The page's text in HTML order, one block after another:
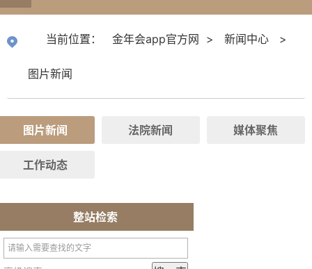
方网
当前位置： 金年会app官方网 > 新闻中心 >
图片新闻
图片新闻 法院新闻 媒体聚焦
工作动态
整站检索